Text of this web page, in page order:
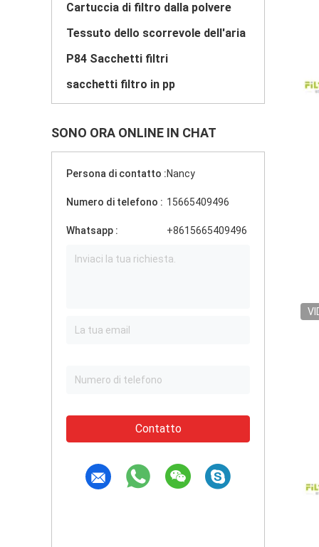
Cartuccia di filtro dalla polvere
Tessuto dello scorrevole dell'aria
P84 Sacchetti filtri
sacchetti filtro in pp
SONO ORA ONLINE IN CHAT
Persona di contatto :Nancy
Numero di telefono : 15665409496
Whatsapp : +8615665409496
Contatto